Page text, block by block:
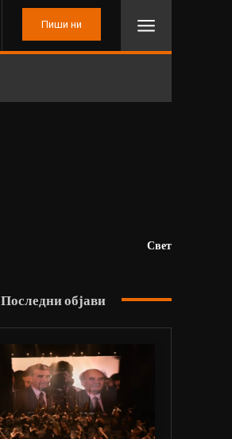
Пиши ни
Свет
Последни објави